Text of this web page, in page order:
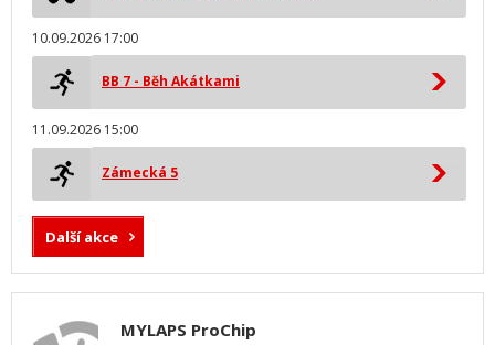
10.09.2026 17:00
BB 7 - Běh Akátkami
11.09.2026 15:00
Zámecká 5
Další akce
MYLAPS ProChip